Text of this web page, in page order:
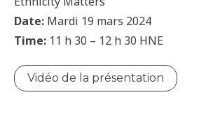
Date: Mardi 19 mars 2024
Time: 11 h 30 – 12 h 30 HNE
Vidéo de la présentation